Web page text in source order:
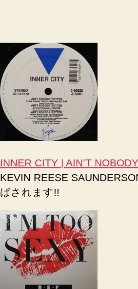
INNER CITY | AIN’T
KEVIN REESE
ばされます!!